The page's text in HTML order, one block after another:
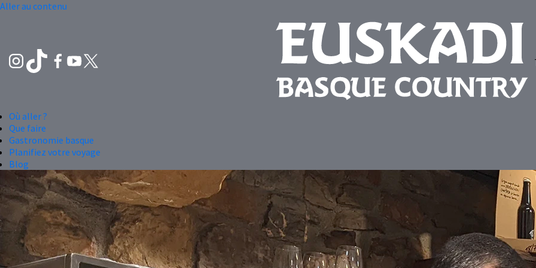
Aller au contenu
Où aller ?
Que faire
Gastronomie basque
Planifiez votre voyage
Blog